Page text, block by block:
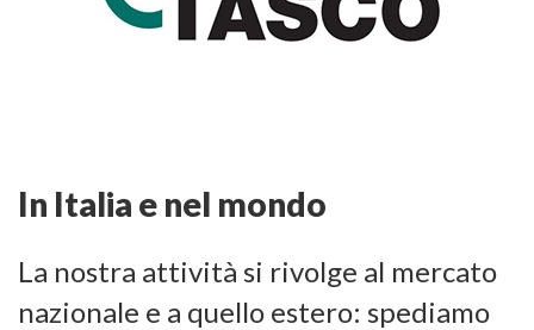
In Italia e nel mondo
La nostra attività si rivolge al mercato
nazionale e a quello estero: spediamo